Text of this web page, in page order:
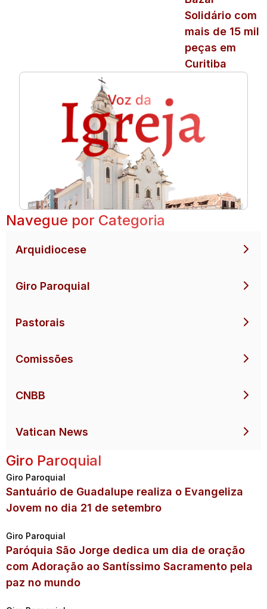
Solidário com
mais de 15 mil
peças em
Curitiba
Navegue por Categoria
Arquidiocese
Giro Paroquial
Pastorais
Comissões
CNBB
Vatican News
Giro Paroquial
Giro Paroquial
Santuário de Guadalupe realiza o Evangeliza
Jovem no dia 21 de setembro
Giro Paroquial
Paróquia São Jorge dedica um dia de oração
com Adoração ao Santíssimo Sacramento pela
paz no mundo